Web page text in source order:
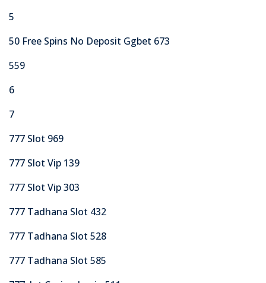
5
50 Free Spins No Deposit Ggbet 673
559
6
7
777 Slot 969
777 Slot Vip 139
777 Slot Vip 303
777 Tadhana Slot 432
777 Tadhana Slot 528
777 Tadhana Slot 585